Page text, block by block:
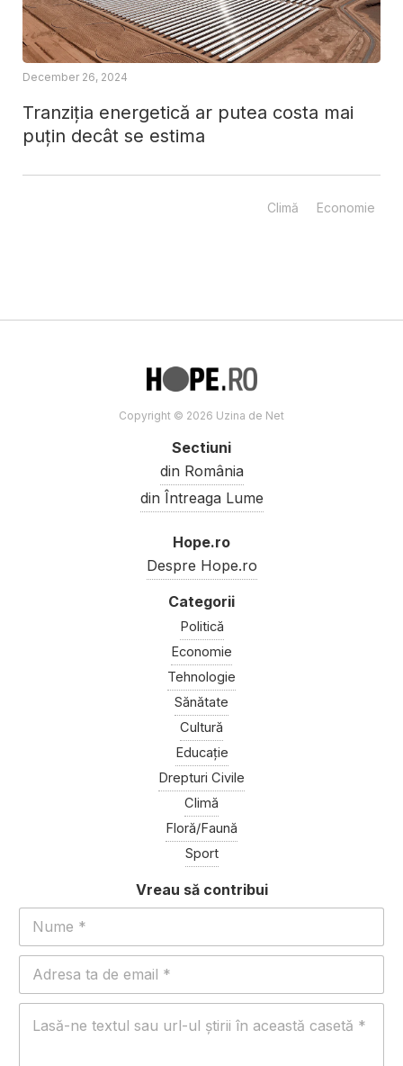
Tranziția energetică ar putea costa mai
puțin decât se estima
December 26, 2024
Climă Economie
Copyright © 2026 Uzina de Net
Sectiuni
din România
din Întreaga Lume
Hope.ro
Despre Hope.ro
Politică
Economie
Tehnologie
Sănătate
Cultură
Educație
Drepturi Civile
Climă
Floră/Faună
Sport